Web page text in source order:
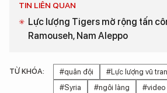
TIN LIÊN QUAN
Lực lượng Tigers mở rộng tấn
Ramouseh, Nam Aleppo
TỪ KHÓA: #quân đội #Lực lượng vũ
#Syria
#ngôi làng #video